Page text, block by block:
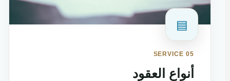
▤
SERVICE 05
أنواع العقود